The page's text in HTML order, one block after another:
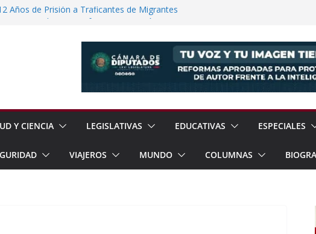
Años de Prisión a Traficantes de Migrantes
a Presunto Feminicida en Almoloya de
Y CIENCIA LEGISLATIVAS EDUCATIVAS ESPECIALES
VIAJEROS MUNDO COLUMNAS